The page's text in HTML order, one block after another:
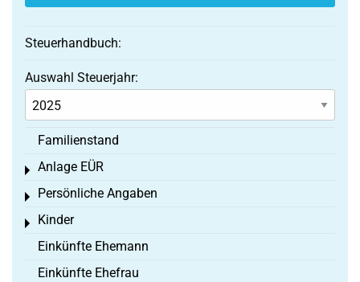
Steuerhandbuch:
Auswahl Steuerjahr:
Familienstand
Anlage EÜR
Toggle menu
Persönliche Angaben
Toggle menu
Kinder
Toggle menu
Einkünfte Ehemann
Einkünfte Ehefrau